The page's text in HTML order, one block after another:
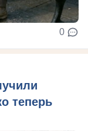
0
теперь